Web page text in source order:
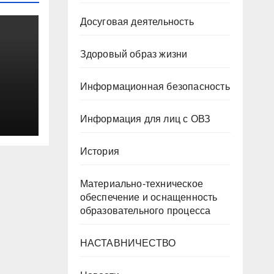
Досуговая деятельность
Здоровый образ жизни
Информационная безопасность
Информация для лиц с ОВЗ
История
Материально-техническое
обеспечение и оснащенность
образовательного процесса
НАСТАВНИЧЕСТВО